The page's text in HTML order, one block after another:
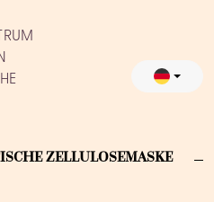
ZELLULOSEMASKE